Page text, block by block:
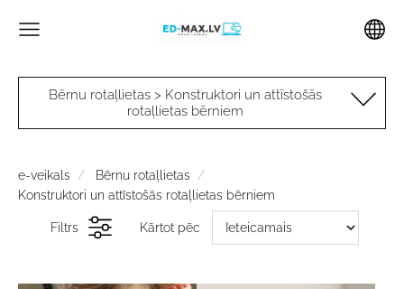
Bērnu rotaļlietas > Konstruktori un attīstošās
rotaļlietas bērniem
e-veikals
Bērnu rotaļlietas
Konstruktori un attīstošās rotaļlietas bērniem
Filtrs Kārtot pēc